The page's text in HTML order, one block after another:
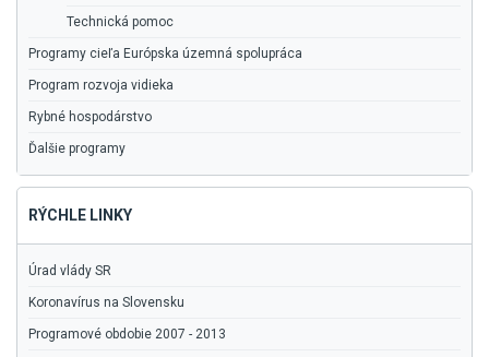
Technická pomoc
Programy cieľa Európska územná spolupráca
Program rozvoja vidieka
Rybné hospodárstvo
Ďalšie programy
RÝCHLE LINKY
Úrad vlády SR
Koronavírus na Slovensku
Programové obdobie 2007 - 2013